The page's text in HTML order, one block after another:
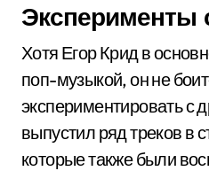
Эксперименты
Хотя Егор Крид в
поп-музыкой, он не
экспериментировать с
выпустил ряд треков в
которые также были